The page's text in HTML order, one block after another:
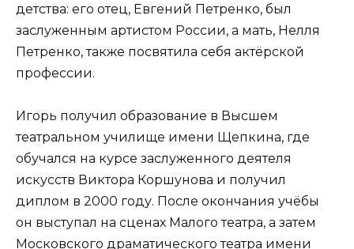
детства: его отец, Евгений Петренко, был
заслуженным артистом России, а мать, Нелля
Петренко, также посвятила себя актёрской
профессии.
Игорь получил образование в Высшем
театральном училище имени Щепкина, где
обучался на курсе заслуженного деятеля
искусств Виктора Коршунова и получил
диплом в 2000 году. После окончания учёбы
он выступал на сценах Малого театра, а затем
Московского драматического театра имени